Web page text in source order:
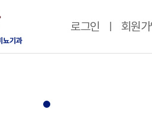
로그인 회원